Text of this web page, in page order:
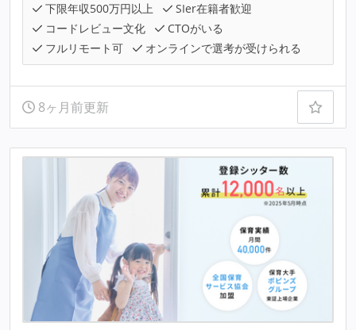
下限年収500万円以上
SIer在籍者歓迎
コードレビュー文化
CTOがいる
フルリモート可
オンラインで選考が受けられる
8ヶ月前更新